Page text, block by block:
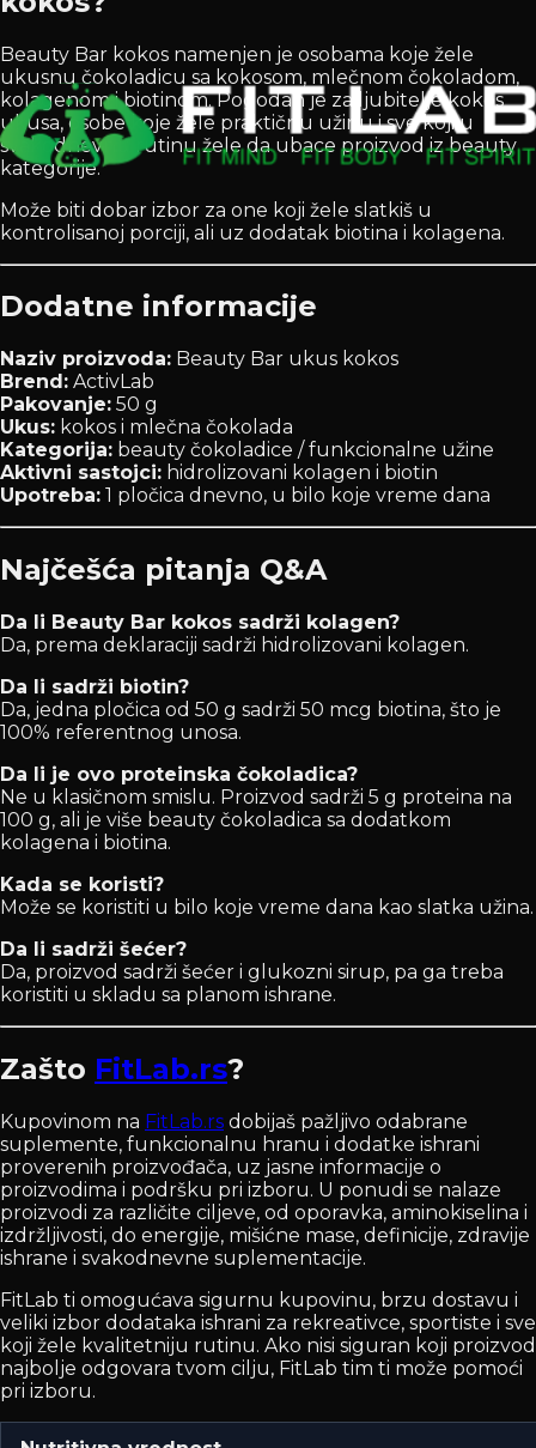
Beauty Bar kokos namenjen je osobama koje žele
ukusnu čokoladicu sa kokosom, mlečnom čokoladom,
kolagenom i biotinom. Pogodan je za ljubitelje kokos
ukusa, osobe koje žele praktičnu užinu i sve koji u
svakodnevnu rutinu žele da ubace proizvod iz beauty
kategorije.
Može biti dobar izbor za one koji žele slatkiš u
kontrolisanoj porciji, ali uz dodatak biotina i kolagena.
Dodatne informacije
Naziv proizvoda: Beauty Bar ukus kokos
Brend: ActivLab
Pakovanje: 50 g
Ukus: kokos i mlečna čokolada
Kategorija: beauty čokoladice / funkcionalne užine
Aktivni sastojci: hidrolizovani kolagen i biotin
Upotreba: 1 pločica dnevno, u bilo koje vreme dana
Najčešća pitanja Q&A
Da li Beauty Bar kokos sadrži kolagen?
Da, prema deklaraciji sadrži hidrolizovani kolagen.
Da li sadrži biotin?
Da, jedna pločica od 50 g sadrži 50 mcg biotina, što je
100% referentnog unosa.
Da li je ovo proteinska čokoladica?
Ne u klasičnom smislu. Proizvod sadrži 5 g proteina na
100 g, ali je više beauty čokoladica sa dodatkom
kolagena i biotina.
Kada se koristi?
Može se koristiti u bilo koje vreme dana kao slatka užina.
Da li sadrži šećer?
Da, proizvod sadrži šećer i glukozni sirup, pa ga treba
koristiti u skladu sa planom ishrane.
Zašto FitLab.rs?
Kupovinom na FitLab.rs dobijaš pažljivo odabrane
suplemente, funkcionalnu hranu i dodatke ishrani
proverenih proizvođača, uz jasne informacije o
proizvodima i podršku pri izboru. U ponudi se nalaze
proizvodi za različite ciljeve, od oporavka, aminokiselina i
izdržljivosti, do energije, mišićne mase, definicije, zdravije
ishrane i svakodnevne suplementacije.
FitLab ti omogućava sigurnu kupovinu, brzu dostavu i
veliki izbor dodataka ishrani za rekreativce, sportiste i sve
koji žele kvalitetniju rutinu. Ako nisi siguran koji proizvod
najbolje odgovara tvom cilju, FitLab tim ti može pomoći
pri izboru.